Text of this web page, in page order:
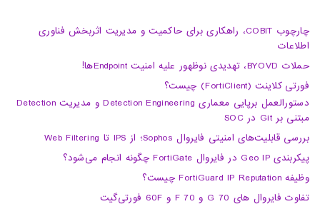
چارچوب COBIT، راهکاری برای حاکمیت و مدیریت اثربخش فناوری
اطلاعات
حملات BYOVD، تهدیدی نوظهور علیه امنیت Endpointها!
فورتی کلاینت (FortiClient) چیست؟
دستورالعمل برپایی معماری Detection Engineering و مدیریت Detection
مبتنی بر Git در SOC
بررسی قابلیت‌های امنیتی فایروال Sophos؛ از IPS تا Web Filtering
پیکربندی Geo IP در فایروال FortiGate چگونه انجام می‌شود؟
وظیفه FortiGuard IP Reputation چیست؟
تفاوت فایروال های 70 G و 70 F و 60F فورتی‌گیت